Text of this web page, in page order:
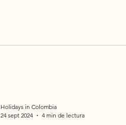
Holidays in Colombia
24 sept 2024
4 min de lectura